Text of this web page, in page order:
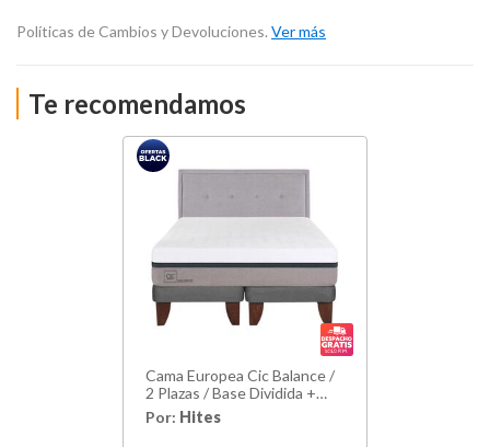
Políticas de Cambios y Devoluciones. Ver más
Te recomendamos
Cama Europea Cic Balance /
2 Plazas / Base Dividida +
Respaldo
Por: Hites